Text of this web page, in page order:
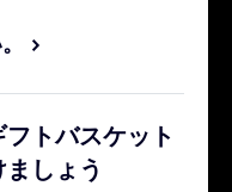
トバスケット
しょう